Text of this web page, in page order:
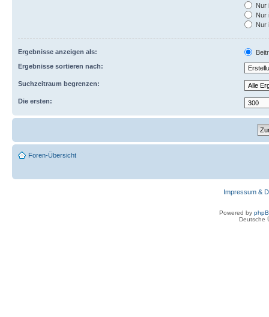
Nur
Nur
Nur
Ergebnisse anzeigen als:
Ergebnisse sortieren nach:
Suchzeitraum begrenzen:
Die ersten:
Foren-Übersicht
Impressum &
Powered by
Deutsche